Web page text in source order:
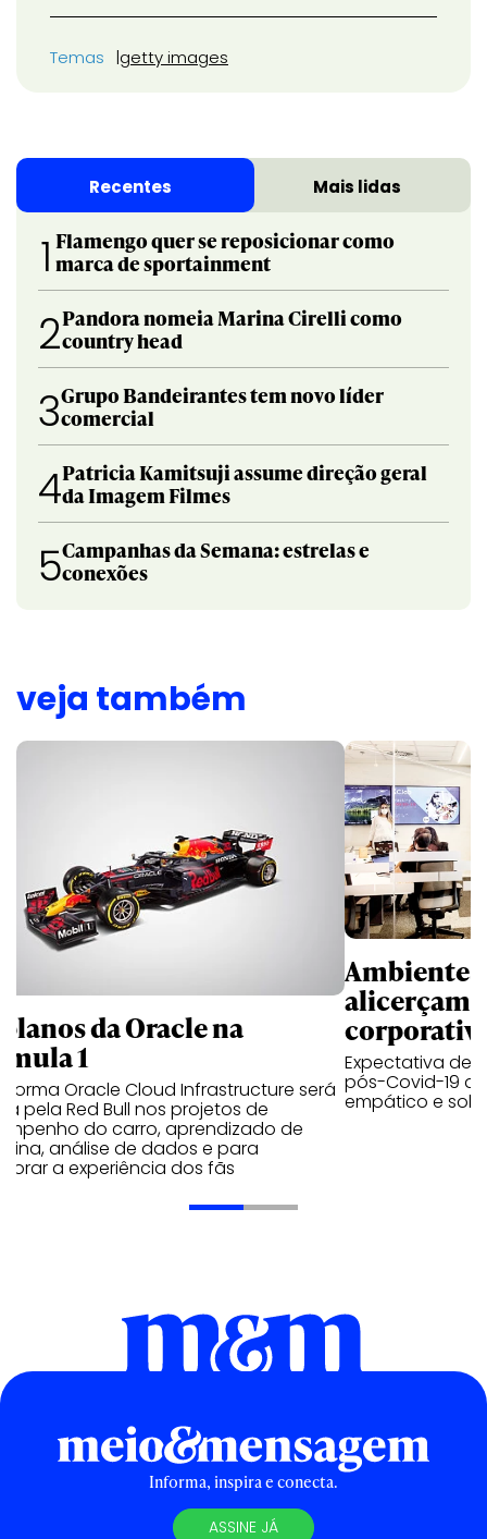
Temas getty images
Recentes Mais lidas
1 Flamengo quer se reposicionar como
marca de sportainment
2Pandora nomeia Marina Cirelli como
country head
3Grupo Bandeirantes tem novo líder
comercial
4Patricia Kamitsuji assume direção geral
da Imagem Filmes
5Campanhas da Semana: estrelas e
conexões
veja também
da Oracle na
1
Oracle Cloud Infrastructure será
pela Red Bull nos projetos de
do carro, aprendizado de
análise de dados e para
a experiência dos fãs
Ambientes
alicerçam
Expectativa de
pós-Covid-19
empático e
Informa, inspira e conecta.
ASSINE JÁ